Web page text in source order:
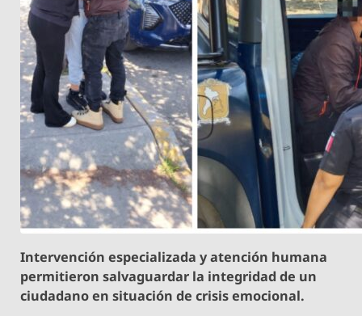
Intervención especializada y atención humana
permitieron salvaguardar la integridad de un
ciudadano en situación de crisis emocional.